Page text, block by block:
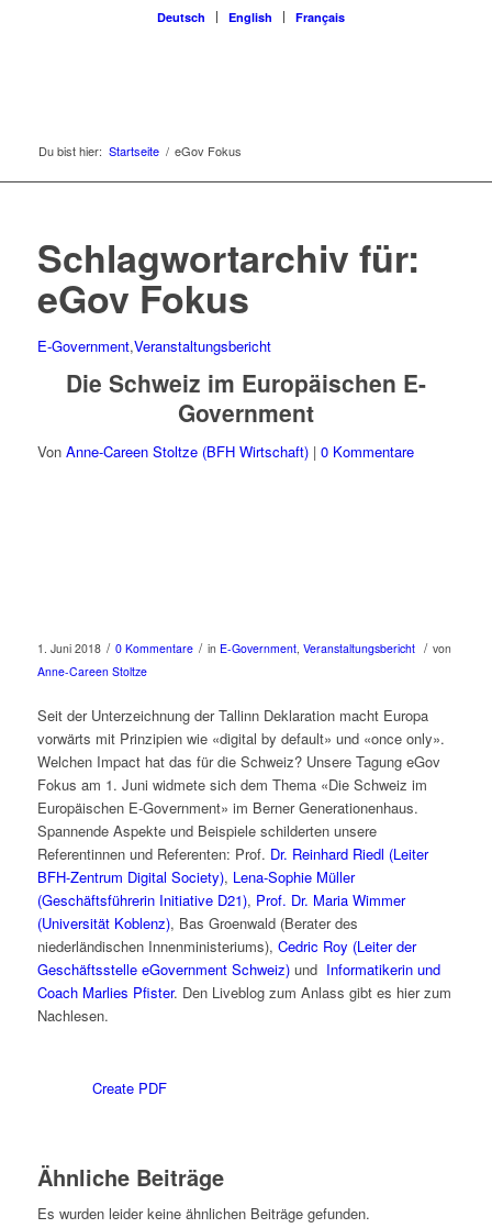
Deutsch English Français
Du bist hier: Startseite / eGov Fokus
Schlagwortarchiv für:
eGov Fokus
E-Government,Veranstaltungsbericht
Die Schweiz im Europäischen E-
Government
Von Anne-Careen Stoltze (BFH Wirtschaft) | 0 Kommentare
1. Juni 2018 / 0 Kommentare / in E-Government, Veranstaltungsbericht / von
Anne-Careen Stoltze
Seit der Unterzeichnung der Tallinn Deklaration macht Europa
vorwärts mit Prinzipien wie «digital by default» und «once only».
Welchen Impact hat das für die Schweiz? Unsere Tagung eGov
Fokus am 1. Juni widmete sich dem Thema «Die Schweiz im
Europäischen E-Government» im Berner Generationenhaus.
Spannende Aspekte und Beispiele schilderten unsere
Referentinnen und Referenten: Prof. Dr. Reinhard Riedl (Leiter
BFH-Zentrum Digital Society), Lena-Sophie Müller
(Geschäftsführerin Initiative D21), Prof. Dr. Maria Wimmer
(Universität Koblenz), Bas Groenwald (Berater des
niederländischen Innenministeriums), Cedric Roy (Leiter der
Geschäftsstelle eGovernment Schweiz)und Informatikerin und
Coach Marlies Pfister. Den Liveblog zum Anlass gibt es hier zum
Nachlesen.
Create PDF
Ähnliche Beiträge
Es wurden leider keine ähnlichen Beiträge gefunden.